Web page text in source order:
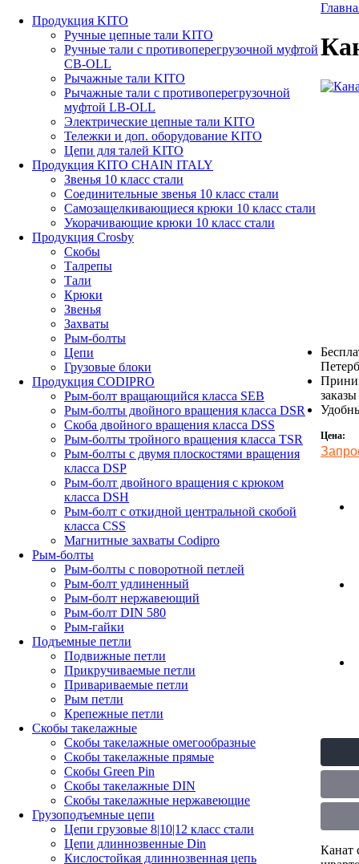
Продукция KITO
Ручные цепные тали KITO
Ручные тали с противоперегрузочной муфтой
СВ-OLL
Рычажные тали KITO
Рычажные тали с противоперегрузочной
муфтой LB-OLL
Электрические цепные тали KITO
Тележки и доп. оборудование KITO
Цепи для талей KITO
Продукция KITO CHAIN ITALY
Звенья 10 класс стали
Соединительные звенья 10 класс стали
Самозащелкивающиеся крюки 10 класс стали
Укорачивающие крюки 10 класс стали
Продукция Crosby
Скобы
Талрепы
Тали
Крюки
Звенья
Захваты
Рым-болты
Цепи
Грузовые блоки
Продукция CODIPRO
Рым-болт вращающийся класса SEB
Рым-болты двойного вращения класса DSR
Скоба двойного вращения класса DSS
Рым-болты тройного вращения класса TSR
Рым-болты с двумя плоскостями вращения
класса DSP
Рым-болт двойного вращения с крюком
класса DSH
Рым-болт с откидной центральной скобой
класса CSS
Магнитные захваты Codipro
Рым-болты
Рым-болты с поворотной петлей
Рым-болт удлиненный
Рым-болт нержавеющий
Рым-болт DIN 580
Рым-гайки
Подъемные петли
Подвижные петли
Прикручиваемые петли
Привариваемые петли
Рым петли
Крепежные петли
Скобы такелажные
Скобы такелажные омегообразные
Скобы такелажные прямые
Скобы Green Pin
Скобы такелажные DIN
Скобы такелажные нержавеющие
Грузоподъемные цепи
Цепи грузовые 8|10|12 класс стали
Цепи длиннозвенные Din
Кислостойкая длиннозвенная цепь
заказы
Цена:
Канат